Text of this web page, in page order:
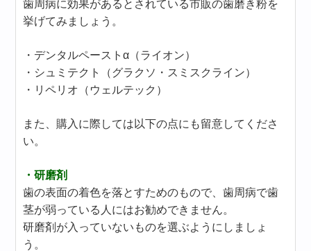
歯周病に効果があるとされている市販の歯磨き粉を
挙げてみましょう。
・デンタルペーストα（ライオン）
・シュミテクト（グラクソ・スミスクライン）
・リペリオ（ウェルテック）
また、購入に際しては以下の点にも留意してくださ
い。
・研磨剤
歯の表面の着色を落とすためのもので、歯周病で歯
茎が弱っている人にはお勧めできません。
研磨剤が入っていないものを選ぶようにしましょ
う。